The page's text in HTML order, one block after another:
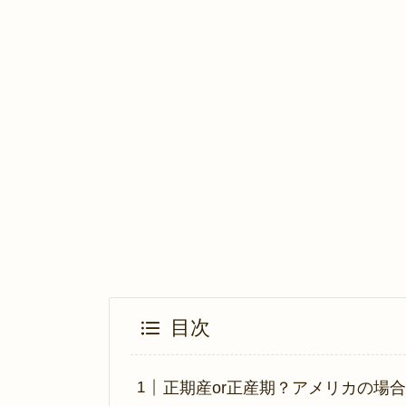
目次
正期産or正産期？アメリカの場